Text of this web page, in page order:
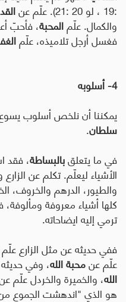
:19 ، لو 20 :21). علّم عن
والكمال. علّمالمحبة، فأحبّ
فغسل أرجل تلاميذه، علّم
4- أسلوبه
يمكننا أن نلخص أسلوب
سلطان.
في ما يتعلقبالبساطة، فقد
الأشياء ليعلّم. تكلم عن الزارع
والطيور، الدرهم والخروف،
كلها أشياء معروفة ومألوفة،
ترمي إليه ايضاحاته.
ففي حديثه عن مثل الزارع
علّم عنمحبة الله، وفي
الله، والخميرة والخردل علّم
هو الذي "اندهشت الجموع من